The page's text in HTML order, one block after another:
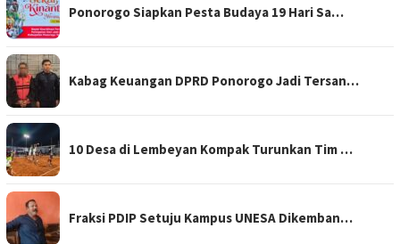
Ponorogo Siapkan Pesta Budaya 19 Hari Sa…
Kabag Keuangan DPRD Ponorogo Jadi Tersan…
10 Desa di Lembeyan Kompak Turunkan Tim …
Fraksi PDIP Setuju Kampus UNESA Dikemban…